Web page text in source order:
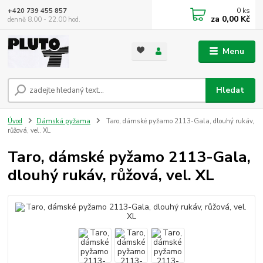
Menu
Hledat
+420 739 455 857
denně 8.00 - 22.00 hod.
0 ks
za 0,00 Kč
Úvod Dámská pyžama
Taro, dámské pyžamo 2113-Gala, dlouhý rukáv,
růžová, vel. XL
Taro, dámské pyžamo 2113-Gala,
dlouhý rukáv, růžová, vel. XL